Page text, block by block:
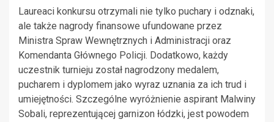
Laureaci konkursu otrzymali nie tylko puchary i odznaki,
ale także nagrody finansowe ufundowane przez
Ministra Spraw Wewnętrznych i Administracji oraz
Komendanta Głównego Policji. Dodatkowo, każdy
uczestnik turnieju został nagrodzony medalem,
pucharem i dyplomem jako wyraz uznania za ich trud i
umiejętności. Szczególne wyróżnienie aspirant Malwiny
Sobali, reprezentującej garnizon łódzki, jest powodem